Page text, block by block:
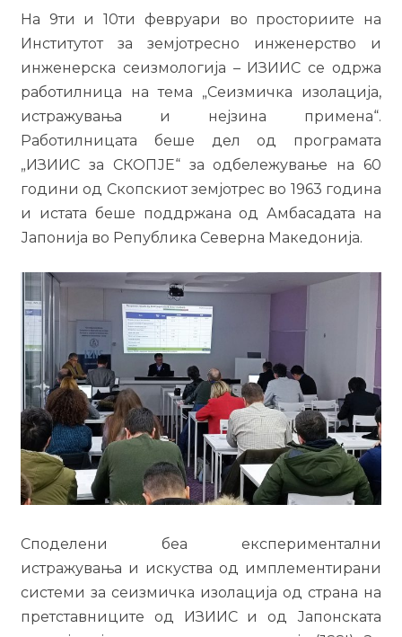
На 9ти и 10ти февруари во просториите на
Институтот за земјотресно инженерство и
инженерска сеизмологија – ИЗИИС се одржа
работилница на тема „Сеизмичка изолација,
истражувања и нејзина примена“.
Работилницата беше дел од програмата
„ИЗИИС за СКОПЈЕ“ за одбележување на 60
години од Скопскиот земјотрес во 1963 година
и истата беше поддржана од Амбасадата на
Јапонија во Република Северна Македонија.
Споделени беа експериментални
истражувања и искуства од имплементирани
системи за сеизмичка изолација од страна на
претставниците од ИЗИИС и од Јапонската